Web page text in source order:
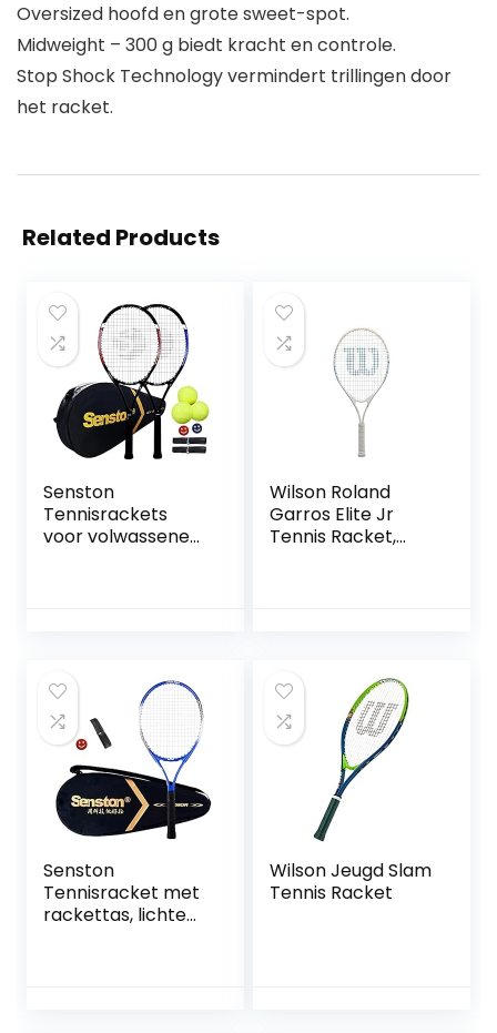
Oversized hoofd en grote sweet-spot.
Midweight – 300 g biedt kracht en controle.
Stop Shock Technology vermindert trillingen door
het racket.
Related Products
Senston
Tennisrackets
voor volwassenen
trillingsdempers
Wilson Roland
Garros Elite Jr
Tennis Racket,
Senston
Tennisracket met
rackettas, lichte
Wilson Jeugd Slam
Tennis Racket